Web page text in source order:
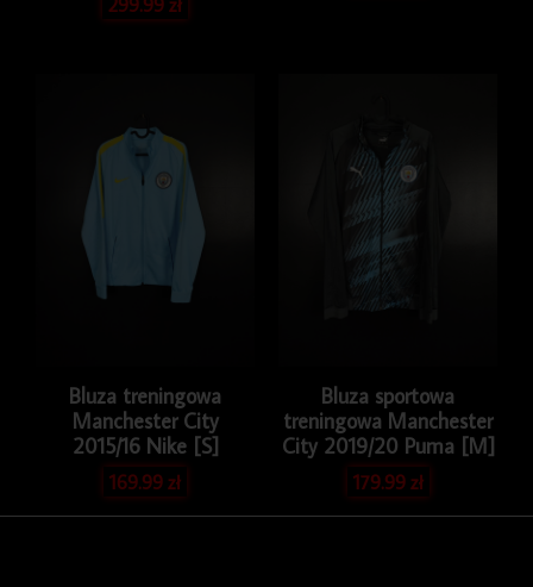
Bluza treningowa
Manchester City
2015/16 Nike [S]
169.99zł
Bluza sportowa
treningowa Manchester
City 2019/20 Puma [M]
179.99zł